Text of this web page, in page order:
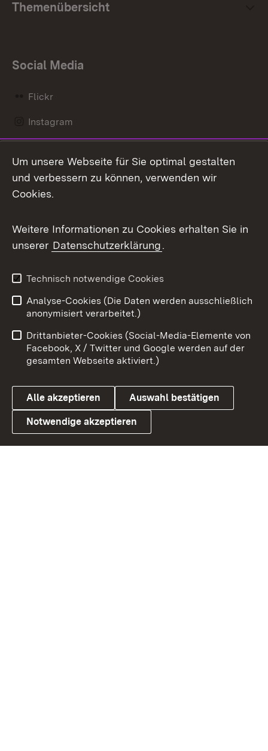
Themenübersicht
Social Media
Flickr
Instagram
Mastodon
Messenger
Social Wall
X / Twitter
Youtube
Link zum Landesportal
Benutzungshinweise
Barrierefreiheit
Datenschutz
Cookies
Um unsere Webseite für Sie optimal gestalten
und verbessern zu können, verwenden wir
Cookies.
Weitere Informationen zu Cookies erhalten Sie in
unserer Datenschutzerklärung.
Technisch notwendige Cookies
Analyse-Cookies (Die Daten werden ausschließlich
anonymisiert verarbeitet.)
Drittanbieter-Cookies (Social-Media-Elemente von
Facebook, X / Twitter und Google werden auf der
gesamten Webseite aktiviert.)
Alle akzeptieren Auswahl bestätigen
Notwendige akzeptieren